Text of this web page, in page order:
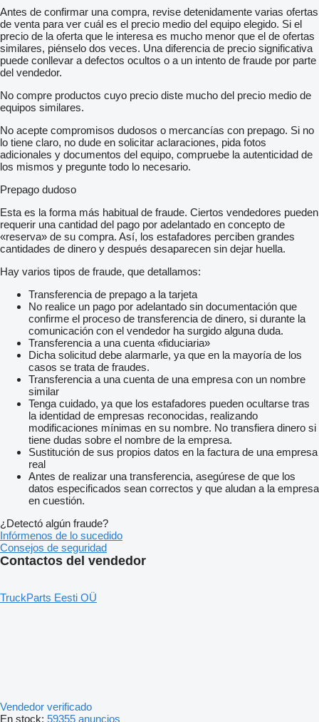
Antes de confirmar una compra, revise detenidamente varias ofertas
de venta para ver cuál es el precio medio del equipo elegido. Si el
precio de la oferta que le interesa es mucho menor que el de ofertas
similares, piénselo dos veces. Una diferencia de precio significativa
puede conllevar a defectos ocultos o a un intento de fraude por parte
del vendedor.
No compre productos cuyo precio diste mucho del precio medio de
equipos similares.
No acepte compromisos dudosos o mercancías con prepago. Si no
lo tiene claro, no dude en solicitar aclaraciones, pida fotos
adicionales y documentos del equipo, compruebe la autenticidad de
los mismos y pregunte todo lo necesario.
Prepago dudoso
Esta es la forma más habitual de fraude. Ciertos vendedores pueden
requerir una cantidad del pago por adelantado en concepto de
«reserva» de su compra. Así, los estafadores perciben grandes
cantidades de dinero y después desaparecen sin dejar huella.
Hay varios tipos de fraude, que detallamos:
Transferencia de prepago a la tarjeta
No realice un pago por adelantado sin documentación que
confirme el proceso de transferencia de dinero, si durante la
comunicación con el vendedor ha surgido alguna duda.
Transferencia a una cuenta «fiduciaria»
Dicha solicitud debe alarmarle, ya que en la mayoría de los
casos se trata de fraudes.
Transferencia a una cuenta de una empresa con un nombre
similar
Tenga cuidado, ya que los estafadores pueden ocultarse tras
la identidad de empresas reconocidas, realizando
modificaciones mínimas en su nombre. No transfiera dinero si
tiene dudas sobre el nombre de la empresa.
Sustitución de sus propios datos en la factura de una empresa
real
Antes de realizar una transferencia, asegúrese de que los
datos especificados sean correctos y que aludan a la empresa
en cuestión.
¿Detectó algún fraude?
Infórmenos de lo sucedido
Consejos de seguridad
Contactos del vendedor
TruckParts Eesti OÜ
Vendedor verificado
En stock: 59355 anuncios